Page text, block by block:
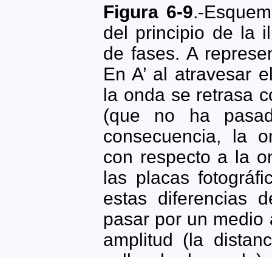
Figura 6-9.-
del principio de la
de fases. A
En A’ al atravesar
la onda se retrasa
(que no ha
consecuencia, la
con respecto a la
las placas
estas diferencias
pasar por un medio
amplitud (la